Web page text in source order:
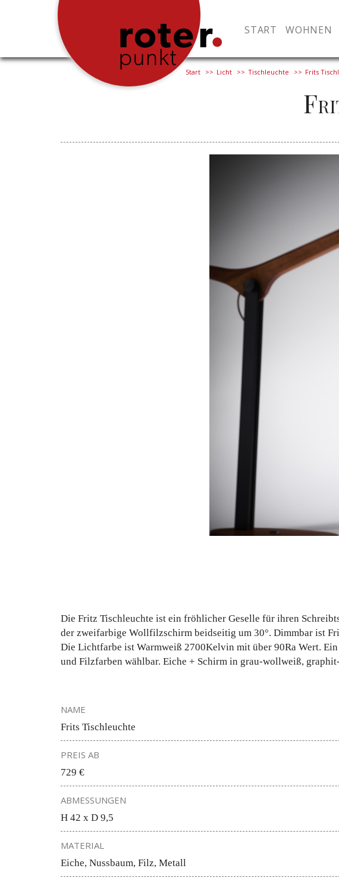
START WOHNEN
Start Licht Tischleuchte Frits
Die Fritz Tischleuchte ist ein fröhlicher Geselle für ihren
der zweifarbige Wollfilzschirm beidseitig um 30°. Dimmbar ist
Die Lichtfarbe ist Warmweiß 2700Kelvin mit über 90Ra Wert.
und Filzfarben wählbar. Eiche + Schirm in grau-wollweiß,
NAME
Frits Tischleuchte
PREIS AB
729 €
ABMESSUNGEN
H 42 x D 9,5
MATERIAL
Eiche, Nussbaum, Filz, Metall